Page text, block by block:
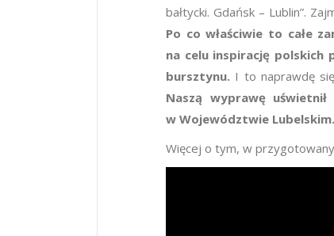
bałtycki. Gdańsk – Lublin”.
Po co właściwie to całe
na celu inspirację
bursztynu. I to naprawdę
Naszą wyprawę uświetnił
w Województwie Lubelskim.
Więcej o tym, w